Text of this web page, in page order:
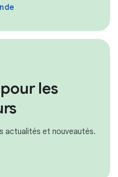
les
actualités et nouveautés.